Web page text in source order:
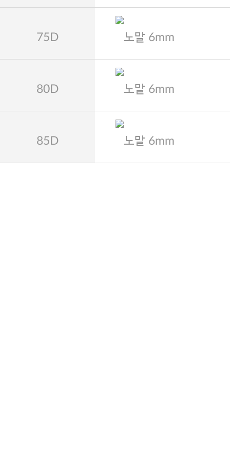
75D 노말 6mm
80D 노말 6mm
85D 노말 6mm